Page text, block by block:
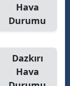
Manisa
Muğla
Hava
Durumu
Dazkırı
Hava